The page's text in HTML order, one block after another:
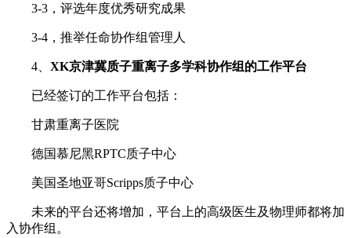
3-3，评选年度优秀研究成果
3-4，推举任命协作组管理人
4、 XK京津冀质子重离子多学科协作组的工作平台
已经签订的工作平台包括：
甘肃重离子医院
德国慕尼黑RPTC质子中心
美国圣地亚哥Scripps质子中心
未来的平台还将增加，平台上的高级医生及物理师都将加
入协作组。